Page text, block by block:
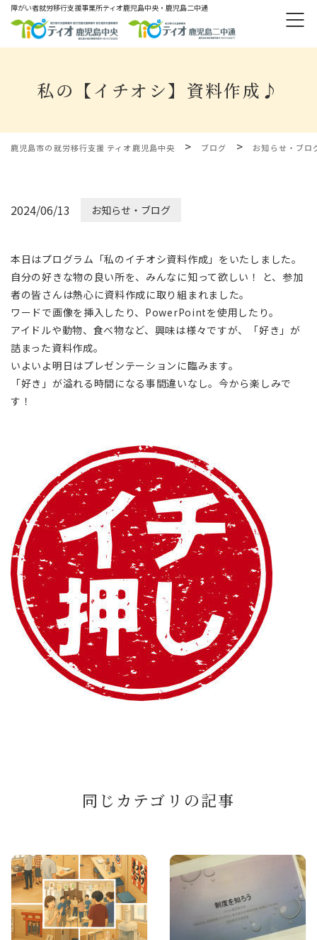
障がい者就労移⾏⽀援事業所ティオ⿅児島中央・鹿児島二中通
私の【イチオシ】資料作成♪
鹿児島市の就労移行支援 ティオ鹿児島中央 > ブログ > お知らせ・ブロ
2024/06/13 お知らせ・ブログ
本日はプログラム「私のイチオシ資料作成」をいたしました。
自分の好きな物の良い所を、みんなに知って欲しい！ と、参加
者の皆さんは熱心に資料作成に取り組まれました。
ワードで画像を挿入したり、PowerPointを使用したり。
アイドルや動物、食べ物など、興味は様々ですが、「好き」が
詰まった資料作成。
いよいよ明日はプレゼンテーションに臨みます。
「好き」が溢れる時間になる事間違いなし。今から楽しみで
す！
同じカテゴリの記事